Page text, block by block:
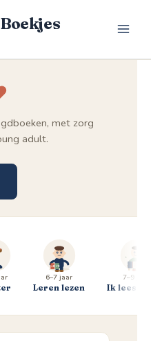
met zorg
adult.
6–7 jaar
Leren lezen
7–9 jaar
Ik lees al